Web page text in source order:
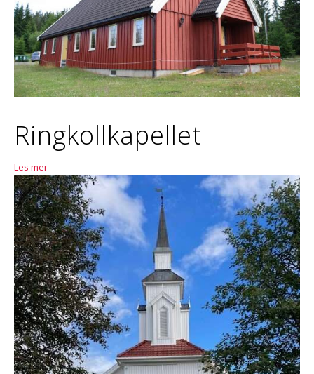
Ringkollkapellet
Les mer